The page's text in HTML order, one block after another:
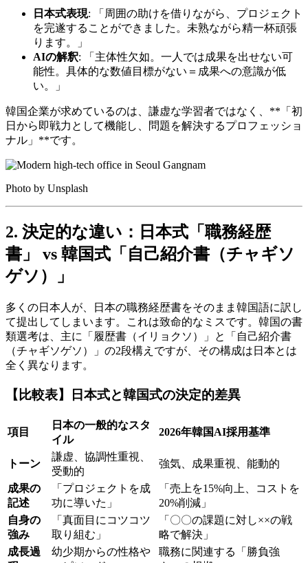
日本式表現: 「周囲の助けを借りながら、プロジェクト
を完遂することができました。未熟ながら精一杯頑張
ります。」
AIの解釈: 「主体性欠如。一人では成果を出せない可
能性。具体的な数値目標がない＝成果への意識が低
い。」
韓国企業が求めているのは、謙虚な学習者ではなく、**「初
日から即戦力として機能し、問題を解決するプロフェッショ
ナル」**です。
Photo by Unsplash
2. 決定的な違い：日本式「職務経歴
書」 vs 韓国式「自己紹介書（チャギソ
ゲソ）」
多くの日本人が、日本の職務経歴書をそのまま韓国語に訳し
て提出してしまいます。これは致命的なミスです。韓国の書
類選考は、主に「履歴書（イリョクソ）」と「自己紹介書
（チャギソゲソ）」の2段構えですが、その構成は日本とは
全く異なります。
【比較表】日本式と韓国式の決定的差異
項目
日本の一般的なスタ
イル
2026年韓国AI採用基準
トーン
謙虚、協調性重視、
受動的
強気、成果重視、能動的
成果の
記述
「プロジェクトを成
功に導いた」
「売上を15%向上、コストを
20%削減」
自身の
強み
「真面目にコツコツ
取り組む」
「〇〇の課題に対し××の戦
略で解決」
成長過
幼少期からの性格や
職務に関連する「勝負強